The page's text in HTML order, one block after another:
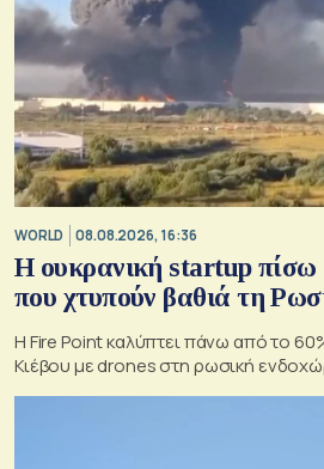
WORLD 08.08.2026, 16:36
Η ουκρανική startup
που χτυπούν βαθιά τη
Η Fire Point καλύπτει πάνω από το
Κιέβου με drones στη ρωσική